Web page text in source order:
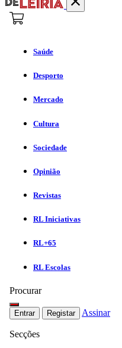
Saúde
Desporto
Mercado
Cultura
Sociedade
Opinião
Revistas
RL Iniciativas
RL+65
RL Escolas
Procurar
Entrar Registar Assinar
Secções